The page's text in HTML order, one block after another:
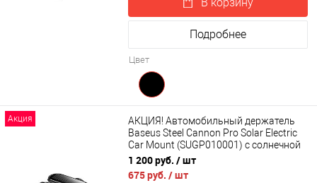
В корзину
Подробнее
Цвет
Акция
АКЦИЯ! Автомобильный держатель
Baseus Steel Cannon Pro Solar Electric
Car Mount (SUGP010001) с солнечной
батарей
1 200 руб. / шт
675 руб. / шт